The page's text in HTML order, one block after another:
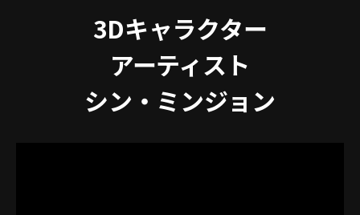
3Dキャラクター
アーティスト
シン・ミンジョン